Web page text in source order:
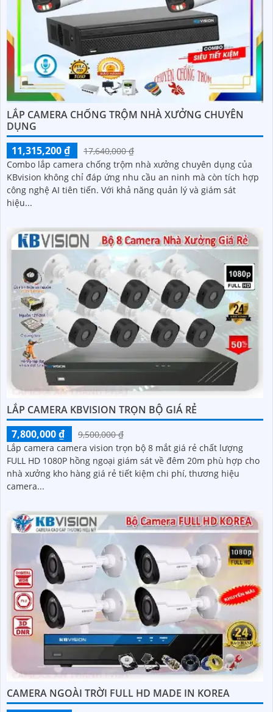
LẮP CAMERA CHỐNG TRỘM NHÀ XƯỞNG CHUYÊN
DỤNG
11,315,200 ₫
17,640,000 ₫
Combo lắp camera chống trộm nhà xưởng chuyên dụng của
KBvision không chỉ đáp ứng nhu cầu an ninh mà còn tích hợp
công nghệ AI tiên tiến. Với khả năng quản lý và giám sát
hiệu...
LẮP CAMERA KBVISION TRỌN BỘ GIÁ RẺ
7,800,000 ₫
9,500,000 ₫
Lắp camera camera vision trọn bộ 8 mắt giá rẻ chất lượng
FULL HD 1080P hồng ngoại giám sát về đêm 20m phù hợp cho
nhà xưởng kho hàng giá rẻ tiết kiệm chi phí, thương hiệu
camera...
CAMERA NGOÀI TRỜI FULL HD MADE IN KOREA